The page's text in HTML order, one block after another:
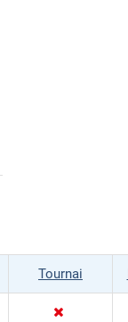
Tournai